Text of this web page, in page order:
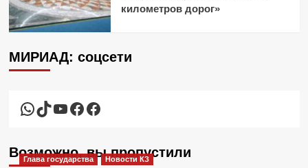
километров дорог»
МИРИАД: соцсети
WhatsApp
TikTok
YouTube
Facebook
Facebook
Возможно, вы пропустили
Глава государства Новости КЗ